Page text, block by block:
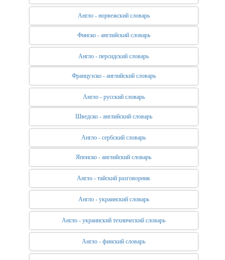
Англо - норвежский словарь
Финско - английский словарь
Англо - персидский словарь
Французско - английский словарь
Англо - русский словарь
Шведско - английский словарь
Англо - сербский словарь
Японско - английский словарь
Англо - тайский разговорник
Англо - украинский словарь
Англо - украинский технический словарь
Англо - финский словарь